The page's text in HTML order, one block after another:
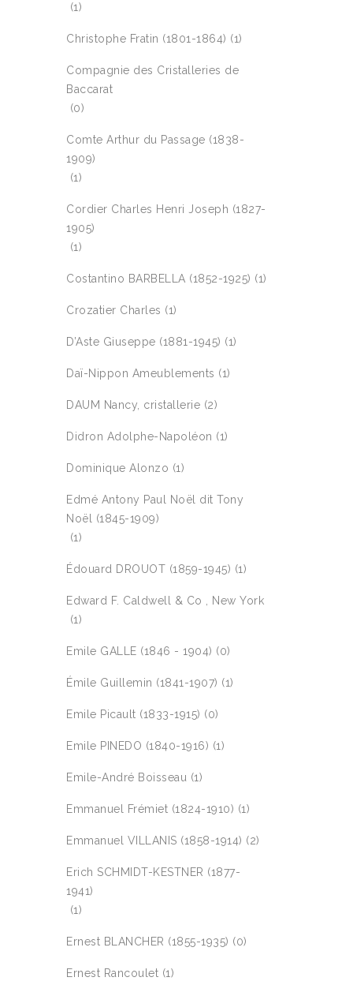
(1)
Christophe Fratin (1801-1864) (1)
Compagnie des Cristalleries de
Baccarat
(0)
Comte Arthur du Passage (1838-
1909)
(1)
Cordier Charles Henri Joseph (1827-
1905)
(1)
Costantino BARBELLA (1852-1925) (1)
Crozatier Charles (1)
D’Aste Giuseppe (1881-1945) (1)
Daï-Nippon Ameublements (1)
DAUM Nancy, cristallerie (2)
Didron Adolphe-Napoléon (1)
Dominique Alonzo (1)
Edmé Antony Paul Noël dit Tony
Noël (1845-1909)
(1)
Édouard DROUOT (1859-1945) (1)
Edward F. Caldwell & Co , New York
(1)
Emile GALLE (1846 - 1904) (0)
Émile Guillemin (1841-1907) (1)
Emile Picault (1833-1915) (0)
Emile PINEDO (1840-1916) (1)
Emile-André Boisseau (1)
Emmanuel Frémiet (1824-1910) (1)
Emmanuel VILLANIS (1858-1914) (2)
Erich SCHMIDT-KESTNER (1877-
1941)
(1)
Ernest BLANCHER (1855-1935) (0)
Ernest Rancoulet (1)